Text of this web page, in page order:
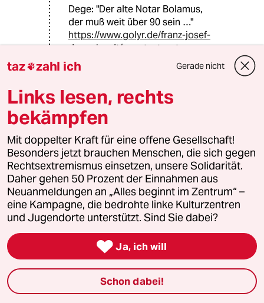
Dege: "Der alte Notar Bolamus,
der muß weit über 90 sein …"
https://www.golyr.de/franz-josef-
degenhardt/songtext-notar-
bolamus-629995.html
L lions
14.03.2017
@571 (Profil gelöscht):
Ob gut oder nur gut gemeint, also
vor oder Rückhand: Free Tennis!
Lowandorder
14.03.2017,14:09 Uhr
@lions:
Klar - Anyone for Tennis by
Cream
https://en.m.wikipedia.org/wiki/Anyon
e_for_Tennis
taz zahl ich Gerade nicht
Links lesen, rechts
bekämpfen
Mit doppelter Kraft für eine offene Gesellschaft!
Besonders jetzt brauchen Menschen, die sich gegen
Rechtsextremismus einsetzen, unsere Solidarität.
Daher gehen 50 Prozent der Einnahmen aus
Neuanmeldungen an „Alles beginnt im Zentrum“ –
eine Kampagne, die bedrohte linke Kulturzentren
und Jugendorte unterstützt. Sind Sie dabei?
 Ja, ich will
Schon dabei!